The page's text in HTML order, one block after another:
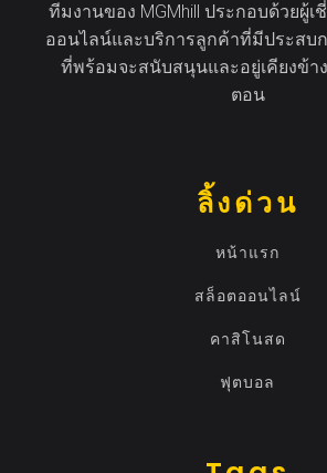
ทีมงานของ MGMhill ประกอบด้วยผู้
ออนไลน์และบริการลูกค้าที่มีประสบ
ที่พร้อมจะสนับสนุนและอยู่เคียงข้า
ตอน
ลิ้งด่วน
หน้าแรก
สล็อตออนไลน์
คาสิโนสด
ฟุตบอล